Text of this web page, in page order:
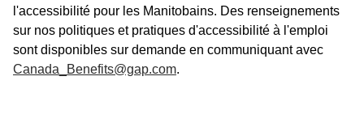
l'accessibilité pour les Manitobains. Des renseignements
sur nos politiques et pratiques d'accessibilité à l'emploi
sont disponibles sur demande en communiquant avec
Canada_Benefits@gap.com.